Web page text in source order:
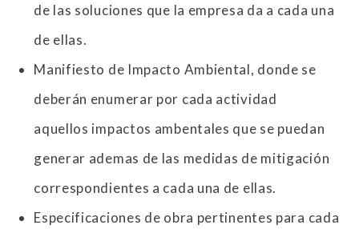
de las soluciones que la empresa da a cada una
de ellas.
Manifiesto de Impacto Ambiental, donde se
deberán enumerar por cada actividad
aquellos impactos ambentales que se puedan
generar ademas de las medidas de mitigación
correspondientes a cada una de ellas.
Especificaciones de obra pertinentes para cada